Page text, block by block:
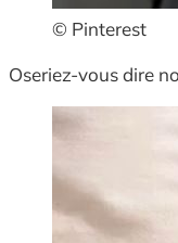
© Pinterest
Oseriez-vous dire